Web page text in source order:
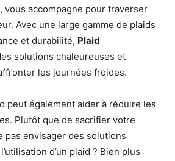
vous accompagne pour traverser
Avec une large gamme de plaids
et durabilité, Plaid
solutions chaleureuses et
les journées froides.
peut également aider à réduire les
Plutôt que de sacrifier votre
pas envisager des solutions
d’un plaid ? Bien plus